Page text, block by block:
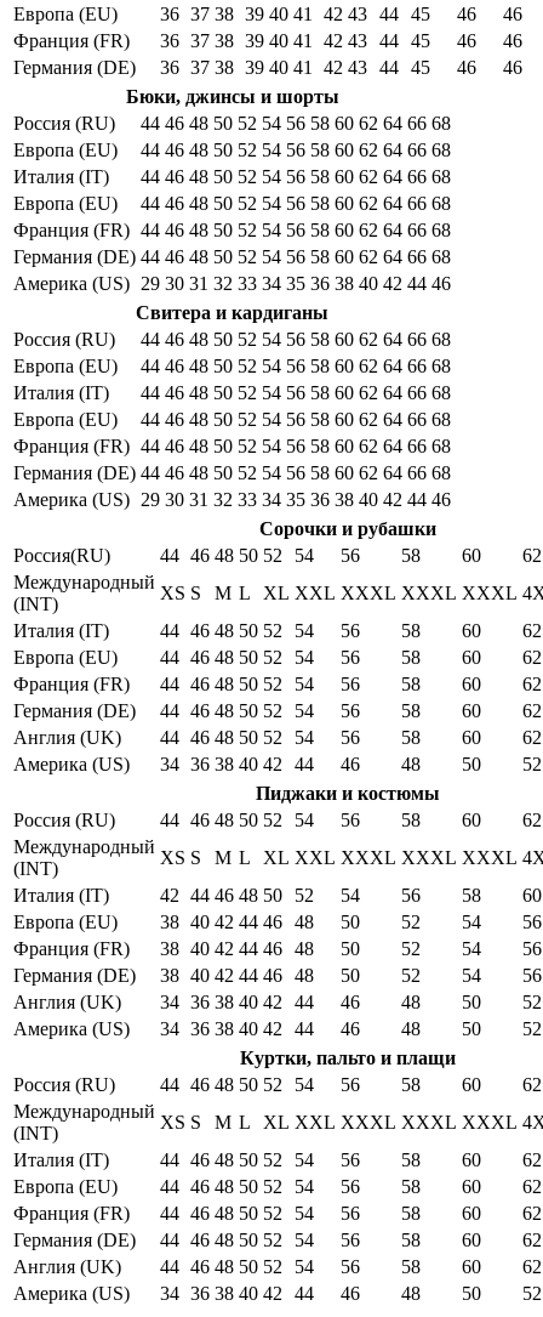
Европа (EU)
36 37 38 39 40 41 42 43 44 45 46
46
Франция (FR)
36 37 38 39 40 41 42 43 44 45 46
46
Германия (DE)
36 37 38 39 40 41 42 43 44 45 46
46
Бюки, джинсы и шорты
Россия (RU)
44 46 48 50 52 54 56 58 60 62 64 66 68
Европа (EU)
44 46 48 50 52 54 56 58 60 62 64 66 68
Италия (IT)
44 46 48 50 52 54 56 58 60 62 64 66 68
Европа (EU)
44 46 48 50 52 54 56 58 60 62 64 66 68
Франция (FR) 44 46 48 50 52 54 56 58 60 62 64 66 68
Германия (DE) 44 46 48 50 52 54 56 58 60 62 64 66 68
Америка (US) 29 30 31 32 33 34 35 36 38 40 42 44 46
Свитера и кардиганы
Россия (RU)
44 46 48 50 52 54 56 58 60 62 64 66 68
Европа (EU)
44 46 48 50 52 54 56 58 60 62 64 66 68
Италия (IT)
44 46 48 50 52 54 56 58 60 62 64 66 68
Европа (EU)
44 46 48 50 52 54 56 58 60 62 64 66 68
Франция (FR) 44 46 48 50 52 54 56 58 60 62 64 66 68
Германия (DE) 44 46 48 50 52 54 56 58 60 62 64 66 68
Америка (US) 29 30 31 32 33 34 35 36 38 40 42 44 46
Сорочки и рубашки
Россия(RU)
44 46 48 50 52 54 56 58 60
62
Международный
(INT)
XS S M L XL XXL XXXL XXXL XXXL
Италия (IT)
44 46 48 50 52 54 56 58 60
62
Европа (EU)
44 46 48 50 52 54 56 58 60
62
Франция (FR)
44 46 48 50 52 54 56 58 60
62
Германия (DE)
44 46 48 50 52 54 56 58 60
62
Англия (UK)
44 46 48 50 52 54 56 58 60
62
Америка (US)
34 36 38 40 42 44 46 48 50
52
Пиджаки и костюмы
Россия (RU)
44 46 48 50 52 54 56 58 60
62
Международный
(INT)
XS S M L XL XXL XXXL XXXL XXXL
Италия (IT)
42 44 46 48 50 52 54 56 58
60
Европа (EU)
38 40 42 44 46 48 50 52 54
56
Франция (FR)
38 40 42 44 46 48 50 52 54
56
Германия (DE)
38 40 42 44 46 48 50 52 54
56
Англия (UK)
34 36 38 40 42 44 46 48 50
52
Америка (US)
34 36 38 40 42 44 46 48 50
52
Куртки, пальто и плащи
Россия (RU)
44 46 48 50 52 54 56 58 60
62
Международный
(INT)
XS S M L XL XXL XXXL XXXL XXXL
Италия (IT)
44 46 48 50 52 54 56 58 60
62
Европа (EU)
44 46 48 50 52 54 56 58 60
62
Франция (FR)
44 46 48 50 52 54 56 58 60
62
Германия (DE)
44 46 48 50 52 54 56 58 60
62
Англия (UK)
44 46 48 50 52 54 56 58 60
62
Америка (US)
34 36 38 40 42 44 46 48 50 52